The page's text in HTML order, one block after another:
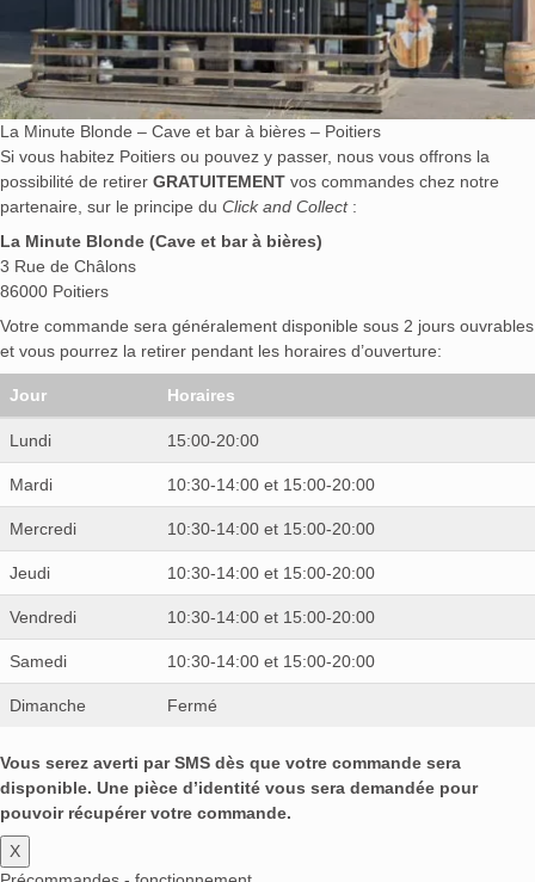
La Minute Blonde – Cave et bar à bières – Poitiers
Si vous habitez Poitiers ou pouvez y passer, nous vous offrons la
possibilité de retirer GRATUITEMENT vos commandes chez notre
partenaire, sur le principe du Click and Collect:
La Minute Blonde (Cave et bar à bières)
3 Rue de Châlons
86000 Poitiers
Votre commande sera généralement disponible sous 2 jours ouvrables
et vous pourrez la retirer pendant les horaires d’ouverture:
Jour Horaires
Lundi 15:00-20:00
Mardi 10:30-14:00 et 15:00-20:00
Mercredi 10:30-14:00 et 15:00-20:00
Jeudi 10:30-14:00 et 15:00-20:00
Vendredi 10:30-14:00 et 15:00-20:00
Samedi 10:30-14:00 et 15:00-20:00
Dimanche Fermé
Vous serez averti par SMS dès que votre commande sera
disponible. Une pièce d’identité vous sera demandée pour
pouvoir récupérer votre commande.
X